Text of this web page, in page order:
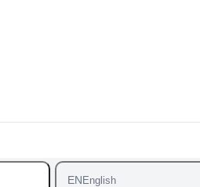
ENEnglish